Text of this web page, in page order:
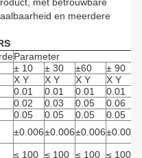
met betrouwbare
en meerdere
Parameter
± 10 ± 30 ±60 ± 90
X Y X Y X Y X Y
0.01 0.01 0.01 0.01
0.02 0.03 0.05 0.06
0.05 0.05 0.05 0.05
±0.006±0.006±0.006±0.006
≤ 100 ≤ 100 ≤ 100 ≤ 100